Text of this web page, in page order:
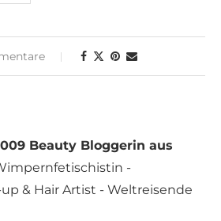
Beauty Bloggerin aus
-
& Hair Artist - Weltreisende